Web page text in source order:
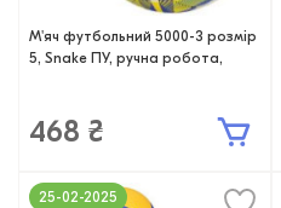
М'яч футбольний 5000-3 розмір
5, Snake ПУ, ручна робота,
468 ₴
25-02-2025